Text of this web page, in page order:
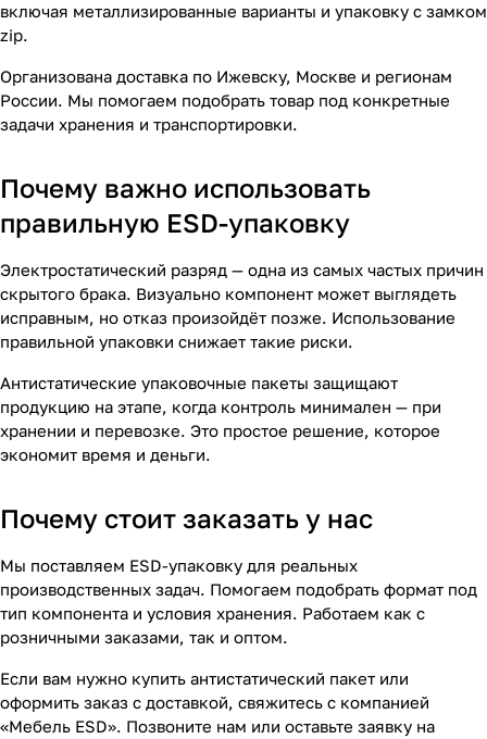
включая металлизированные варианты и упаковку с замком
zip.
Организована доставка по Ижевску, Москве и регионам
России. Мы помогаем подобрать товар под конкретные
задачи хранения и транспортировки.
Почему важно использовать
правильную ESD-упаковку
Электростатический разряд — одна из самых частых причин
скрытого брака. Визуально компонент может выглядеть
исправным, но отказ произойдёт позже. Использование
правильной упаковки снижает такие риски.
Антистатические упаковочные пакеты защищают
продукцию на этапе, когда контроль минимален — при
хранении и перевозке. Это простое решение, которое
экономит время и деньги.
Почему стоит заказать у нас
Мы поставляем ESD-упаковку для реальных
производственных задач. Помогаем подобрать формат под
тип компонента и условия хранения. Работаем как с
розничными заказами, так и оптом.
Если вам нужно купить антистатический пакет или
оформить заказ с доставкой, свяжитесь с компанией
«Мебель ESD». Позвоните нам или оставьте заявку на